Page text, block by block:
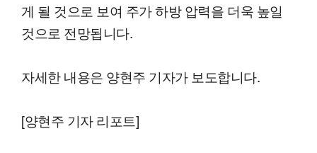
게 될 것으로 보여 주가 하방 압력을 더욱 높일
것으로 전망됩니다.
자세한 내용은 양현주 기자가 보도합니다.
[양현주 기자 리포트]